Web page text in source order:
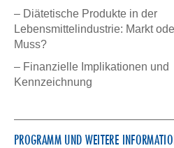
– Diätetische Produkte in der
Lebensmittelindustrie: Markt
Muss?
– Finanzielle Implikationen und
Kennzeichnung
PROGRAMM UND WEITERE